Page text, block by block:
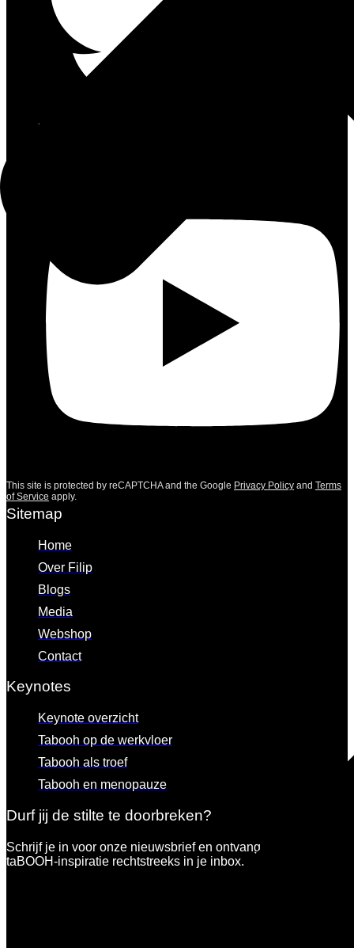
This site is protected by reCAPTCHA and the Google Privacy Policy and Terms
of Service apply.
Sitemap
Home
Over Filip
Blogs
Media
Webshop
Contact
Keynotes
Keynote overzicht
Tabooh op de werkvloer
Tabooh als troef
Tabooh en menopauze
Durf jij de stilte te doorbreken?
Schrijf je in voor onze nieuwsbrief en ontvang een portie
taBOOH-inspiratie rechtstreeks in je inbox.